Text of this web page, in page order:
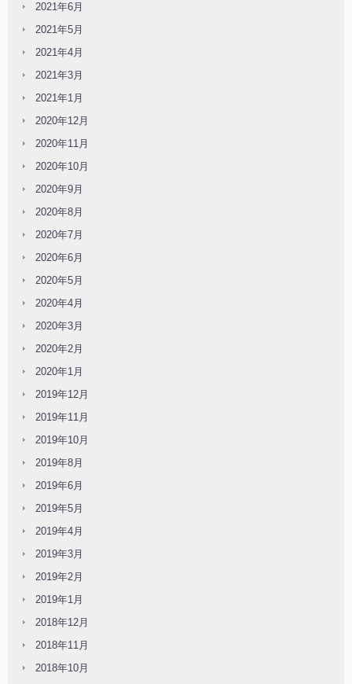
2021年6月
2021年5月
2021年4月
2021年3月
2021年1月
2020年12月
2020年11月
2020年10月
2020年9月
2020年8月
2020年7月
2020年6月
2020年5月
2020年4月
2020年3月
2020年2月
2020年1月
2019年12月
2019年11月
2019年10月
2019年8月
2019年6月
2019年5月
2019年4月
2019年3月
2019年2月
2019年1月
2018年12月
2018年11月
2018年10月